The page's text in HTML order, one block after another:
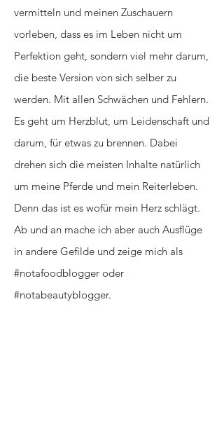
vermitteln und meinen Zuschauern
vorleben, dass es im Leben nicht um
Perfektion geht, sondern viel mehr darum,
die beste Version von sich selber zu
werden. Mit allen Schwächen und Fehlern.
Es geht um Herzblut, um Leidenschaft und
darum, für etwas zu brennen. Dabei
drehen sich die meisten Inhalte natürlich
um meine Pferde und mein Reiterleben.
Denn das ist es wofür mein Herz schlägt.
Ab und an mache ich aber auch Ausflüge
in andere Gefilde und zeige mich als
#notafoodblogger oder
#notabeautyblogger.